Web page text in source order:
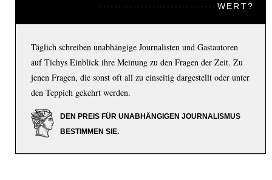
WERT?
Täglich schreiben unabhängige Journalisten und Gastautoren
auf Tichys Einblick ihre Meinung zu den Fragen der Zeit. Zu
jenen Fragen, die sonst oft all zu einseitig dargestellt oder unter
den Teppich gekehrt werden.
DEN PREIS FÜR UNABHÄNGIGEN JOURNALISMUS
BESTIMMEN SIE.